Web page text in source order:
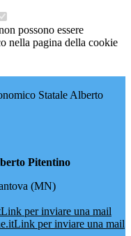
possono essere
nella pagina della cookie
Statale Alberto
Pitentino
(MN)
Link per inviare una mail
Link per inviare una mail